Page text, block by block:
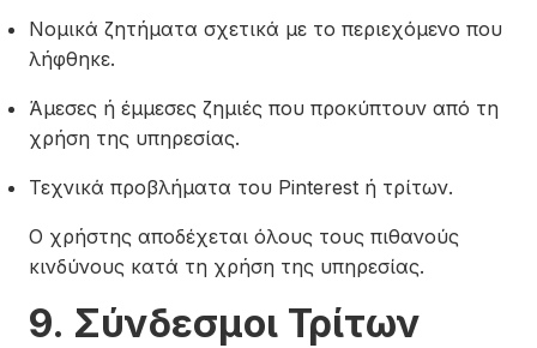
Νομικά ζητήματα σχετικά με το περιεχόμενο που
λήφθηκε.
Άμεσες ή έμμεσες ζημιές που προκύπτουν από τη
χρήση της υπηρεσίας.
Τεχνικά προβλήματα του Pinterest ή τρίτων.
Ο χρήστης αποδέχεται όλους τους πιθανούς
κινδύνους κατά τη χρήση της υπηρεσίας.
9. Σύνδεσμοι Τρίτων